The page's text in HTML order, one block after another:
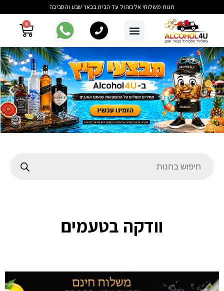
חנות משלוחי אלכוהול עד הבית בבאר שבע והסביבה
0
וודקה בטעמים